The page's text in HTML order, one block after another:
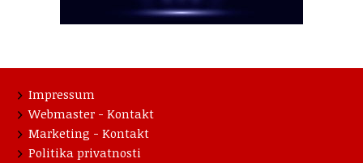
Impressum
Webmaster - Kontakt
Marketing - Kontakt
Politika privatnosti